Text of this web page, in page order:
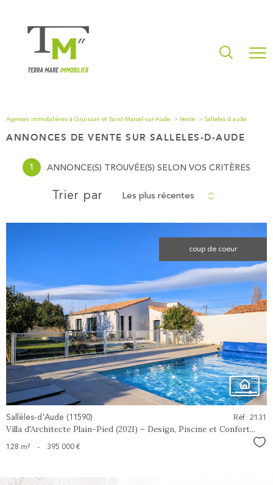
Agences immobilières à Gruissan et Saint-Marcel-sur-Aude Vente Salleles d aude
ANNONCES DE VENTE SUR SALLELES-D-AUDE
1 ANNONCE(S) TROUVÉE(S) SELON VOS CRITÈRES
Trier par Les plus récentes
coup de coeur
voir le
bien
Sallèles-d'Aude (11590)
Villa d'Architecte Plain-Pied (2021) – Design, Piscine et Confort...
Réf : 2131
128 m² - 395 000 €